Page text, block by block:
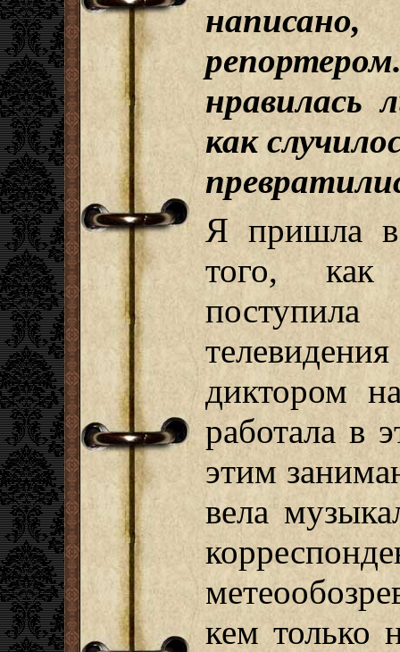
нравилась
как
Я пришла в
того,
диктором
работала в
этим
вела
кем только